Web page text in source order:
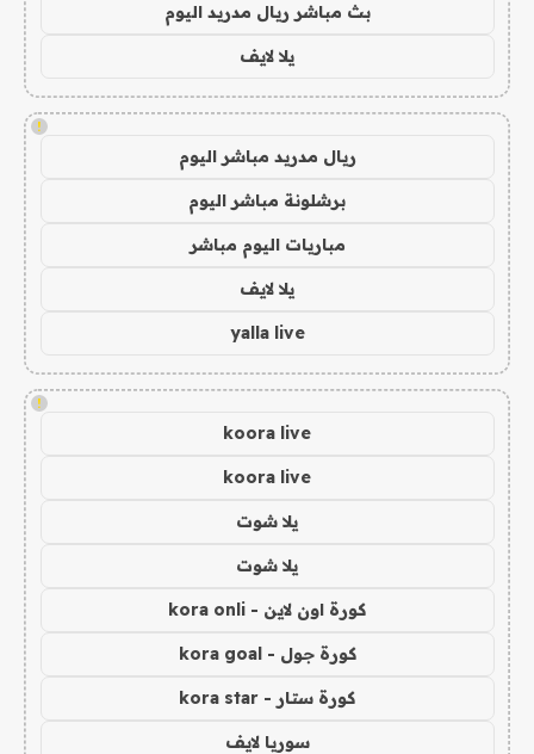
بث مباشر ريال مدريد اليوم
يلا لايف
!
ريال مدريد مباشر اليوم
برشلونة مباشر اليوم
مباريات اليوم مباشر
يلا لايف
yalla live
!
koora live
koora live
يلا شوت
يلا شوت
كورة اون لاين - kora onli
كورة جول - kora goal
كورة ستار - kora star
سوريا لايف